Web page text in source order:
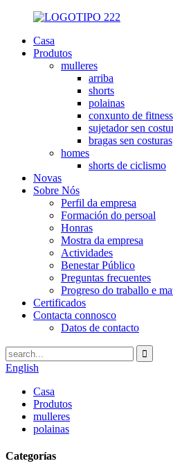
Casa
Produtos
mulleres
arriba
shorts
polainas
conxunto de fitness
sujetador sen
bragas sen costuras
homes
shorts de ciclismo
Novas
Sobre Nós
Perfil da empresa
Formación do persoal
Honras
Mostra da empresa
Actividades
Benestar Público
Preguntas frecuentes
Progreso do traballo e
Certificados
Contacta connosco
Datos de contacto
English
Casa
Produtos
mulleres
polainas
Categorías